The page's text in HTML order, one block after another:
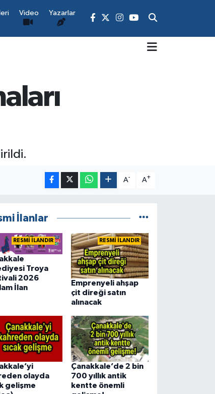
Video Yazarlar
A- A+
İlanlar
RESMİ İLANDIR
Troya
2026
İlan
RESMİ İLANDIR
Emprenyeli ahşap
çit direği satın
alınacak
olayda
gelişme
Çanakkale’de 2 bin
700 yıllık antik
kentte önemli